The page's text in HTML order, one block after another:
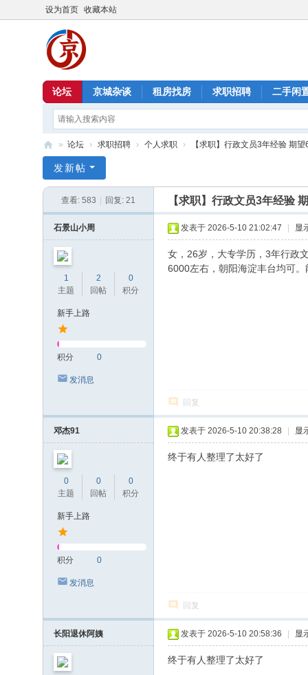
设为首页 收藏本站
论坛 京城杂谈 租房找房 求职招聘 二手闲
京
» 论坛 › 求职招聘 › 个人求职 › 【求职】行政文员3年经验 期望
发新帖
查看: 583 回复: 21 【求职】行政文员3年经验
石景山小周
1
主题
2
回帖
0
积分
新手上路
积分 0
发消息
发表于 2026-5-10 21:02:47 显
女，26岁，大专学历，3年行政
6000左右，朝阳海淀丰台均可。
回复
邓杰91
0
主题
0
回帖
0
积分
新手上路
积分 0
发消息
发表于 2026-5-10 20:38:28 显
终于有人整理了太好了
回复
长阳退休阿姨 发表于 2026-5-10 20:58:36 显
终于有人整理了太好了